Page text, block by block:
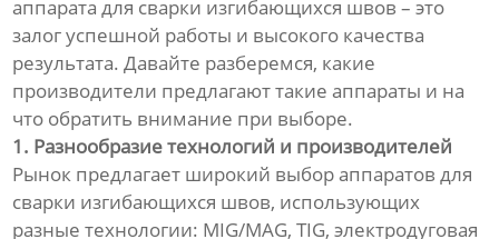
аппарата для сварки изгибающихся швов – это
залог успешной работы и высокого качества
результата. Давайте разберемся, какие
производители предлагают такие аппараты и на
что обратить внимание при выборе.
1. Разнообразие технологий и производителей
Рынок предлагает широкий выбор аппаратов для
сварки изгибающихся швов, использующих
разные технологии: MIG/MAG, TIG, электродуговая